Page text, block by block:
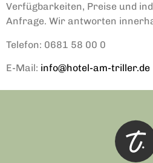
Verfügbarkeiten, Preise und
Anfrage. Wir antworten
Telefon: 0681 58 00 0
E-Mail: info@hotel-am-triller.de